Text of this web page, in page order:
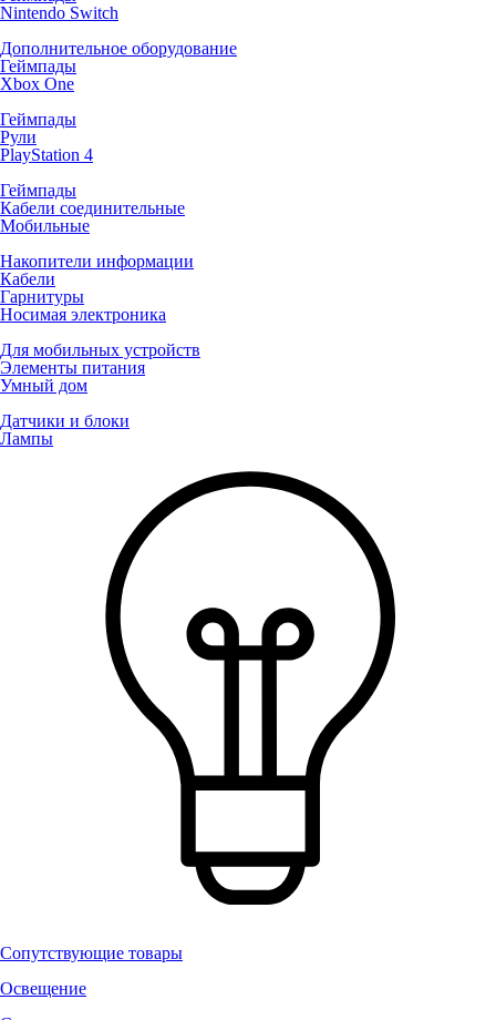
Nintendo Switch
Дополнительное оборудование
Геймпады
Xbox One
Геймпады
Рули
PlayStation 4
Геймпады
Кабели соединительные
Мобильные
Накопители информации
Кабели
Гарнитуры
Носимая электроника
Для мобильных устройств
Элементы питания
Умный дом
Датчики и блоки
Лампы
Сопутствующие товары
Освещение